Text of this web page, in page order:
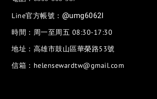
Line官方帳號： @umg6062l
時間：周一至周五 08:30-17:30
地址：高雄市鼓山區華榮路53號
信箱：helensewardtw@gmail.com